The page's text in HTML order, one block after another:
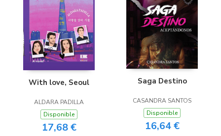
With love, Seoul
ALDARA PADILLA
Disponible
17,68 €
Saga Destino
CASANDRA SANTOS
Disponible
16,64 €